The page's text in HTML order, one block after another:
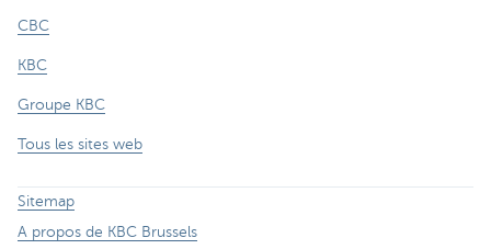
CBC
KBC
Groupe KBC
Tous les sites web
Sitemap
A propos de KBC Brussels